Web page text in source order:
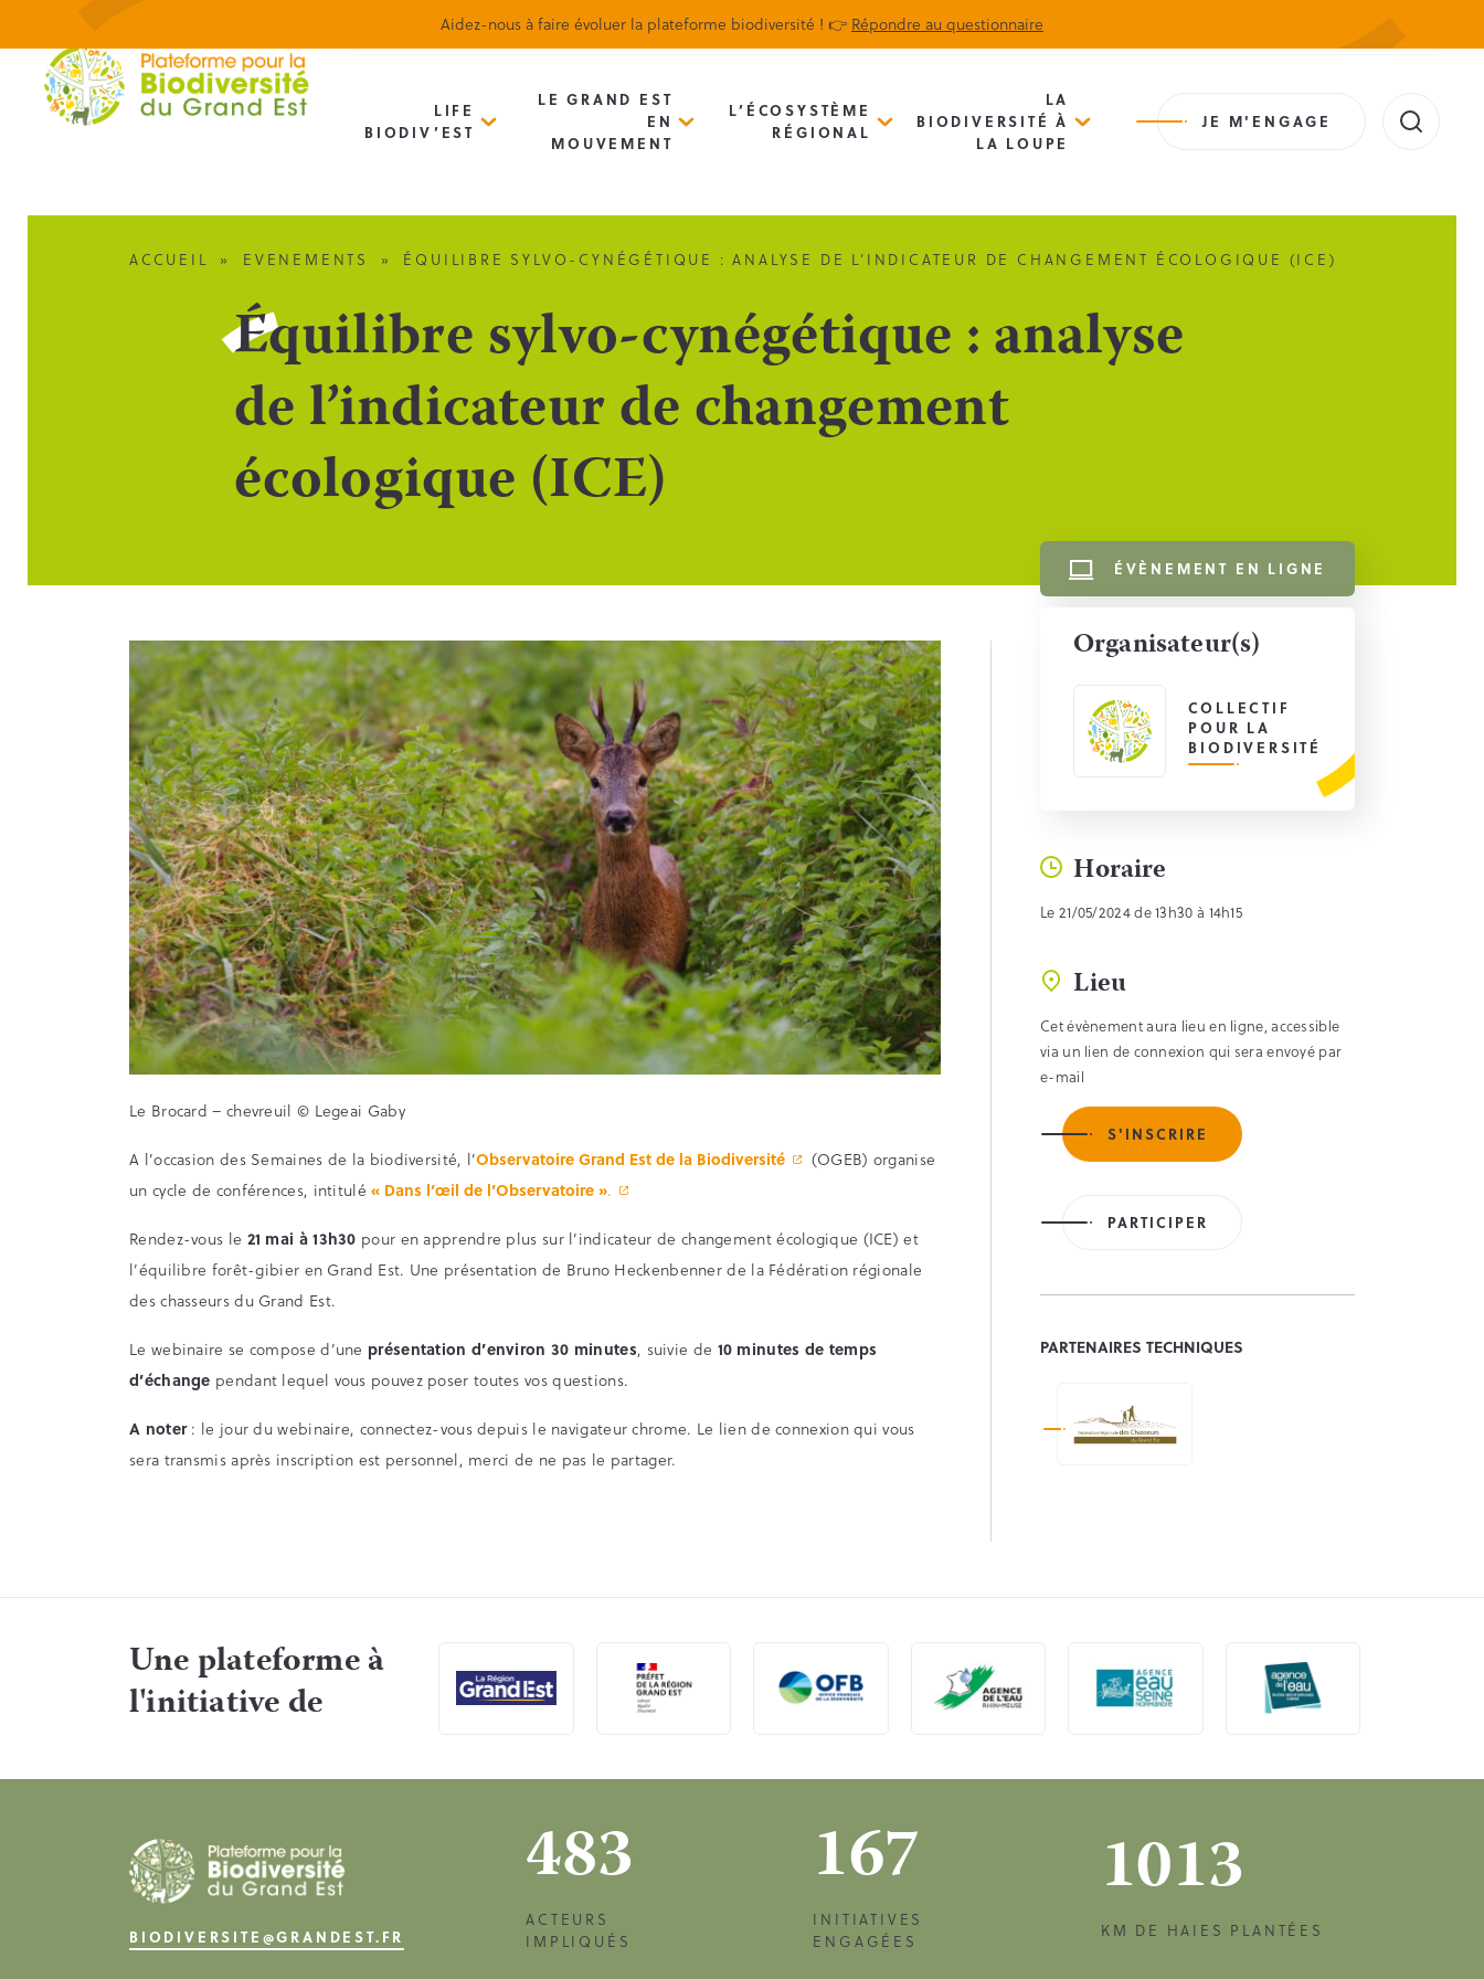
Aidez-nous à faire évoluer la plateforme biodiversité ! 👉 Répondre au questionnaire
Biodiv’Map Newsletter Actualités
LIFE
BIODIV’EST
LE GRAND EST
EN
MOUVEMENT
L’ÉCOSYSTÈME
RÉGIONAL
LA
BIODIVERSITÉ À
LA LOUPE
JE M'ENGAGE
ACCUEIL » EVENEMENTS » ÉQUILIBRE SYLVO-CYNÉGÉTIQUE : ANALYSE DE L’INDICATEUR DE CHANGEMENT ÉCOLOGIQUE (ICE)
Équilibre sylvo-cynégétique : analyse
de l’indicateur de changement
écologique (ICE)
Le Brocard – chevreuil © Legeai Gaby
A l’occasion des Semaines de la biodiversité, l’Observatoire Grand Est de la Biodiversité
(OGEB) organise
un cycle de conférences, intitulé« Dans l’œil de l’Observatoire ».
Rendez-vous le 21 mai à 13h30 pour en apprendre plus sur l’indicateur de changement écologique (ICE) et
l’équilibre forêt-gibier en Grand Est. Une présentation de Bruno Heckenbenner de la Fédération régionale
des chasseurs du Grand Est.
Le webinaire se compose d’une présentation d’environ 30 minutes, suivie de 10 minutes de temps
d’échange pendant lequel vous pouvez poser toutes vos questions.
A noter: le jour du webinaire, connectez-vous depuis le navigateur chrome. Le lien de connexion qui vous
sera transmis après inscription est personnel, merci de ne pas le partager.
ÉVÈNEMENT EN LIGNE
Organisateur(s)
COLLECTIF
POUR LA
BIODIVERSITÉ
Horaire
Le 21/05/2024 de 13h30 à 14h15
Lieu
Cet évènement aura lieu en ligne, accessible
via un lien de connexion qui sera envoyé par
e-mail
S'INSCRIRE
PARTICIPER
PARTENAIRES TECHNIQUES
Une plateforme à
l'initiative de
BIODIVERSITE@GRANDEST.FR
483
ACTEURS
IMPLIQUÉS
167
INITIATIVES
ENGAGÉES
1013
KM DE HAIES PLANTÉES